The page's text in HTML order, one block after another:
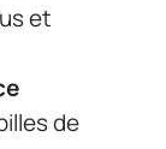
et
de